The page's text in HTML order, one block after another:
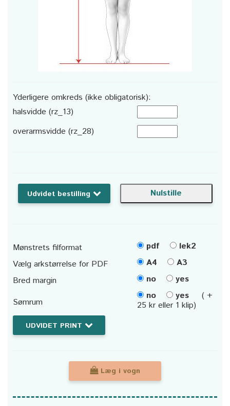
Yderligere omkreds (ikke obligatorisk):
halsvidde (rz_13)
overarmsvidde (rz_28)
Udvidet bestilling
Mønstrets filformat pdf
lek2
Vælg arkstørrelse for PDF
A4
A3
Bred margin
no
yes
Sømrum
no yes
( +
25 kr eller 1 klip)
UDVIDET PRINT
Læg i vogn